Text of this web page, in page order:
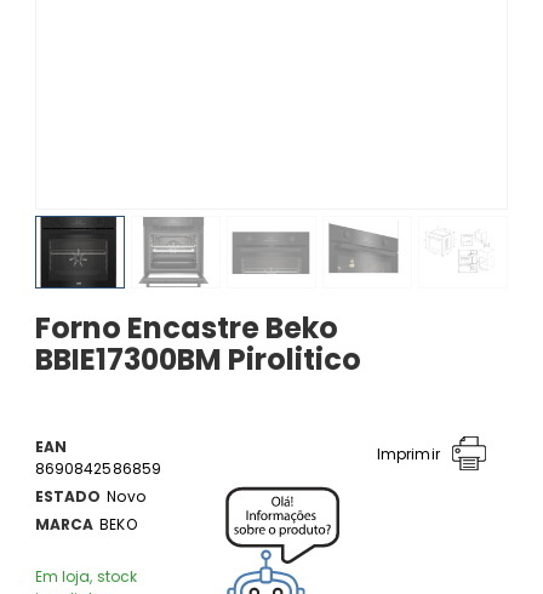
Forno Encastre Beko
BBIE17300BM Pirolitico
EAN
8690842586859
ESTADO Novo
MARCA BEKO
Em loja, stock
Imprimir